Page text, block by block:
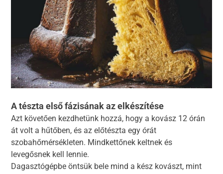
A tészta első fázisának az elkészítése
Azt követően kezdhetünk hozzá, hogy a kovász 12 órán
át volt a hűtőben, és az előtészta egy órát
szobahőmérsékleten. Mindkettőnek keltnek és
levegősnek kell lennie.
Dagasztógépbe öntsük bele mind a kész kovászt, mint